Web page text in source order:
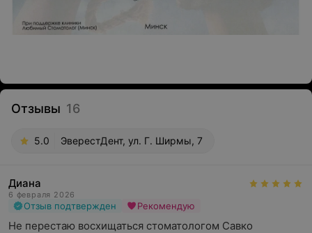
Отзывы 16
5.0 ЭверестДент, ул. Г. Ширмы, 7
Диана
6 февраля 2026
Отзыв подтвержден Рекомендую
Не перестаю восхищаться стоматологом Савко